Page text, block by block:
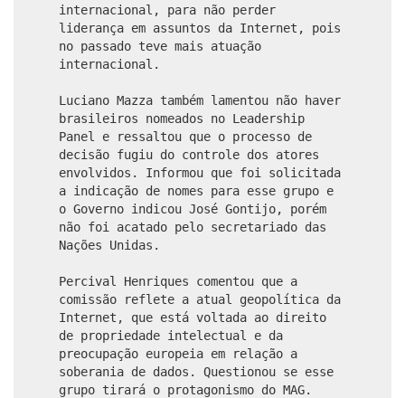
internacional, para não perder
liderança em assuntos da Internet, pois
no passado teve mais atuação
internacional.
Luciano Mazza também lamentou não haver
brasileiros nomeados no Leadership
Panel e ressaltou que o processo de
decisão fugiu do controle dos atores
envolvidos. Informou que foi solicitada
a indicação de nomes para esse grupo e
o Governo indicou José Gontijo, porém
não foi acatado pelo secretariado das
Nações Unidas.
Percival Henriques comentou que a
comissão reflete a atual geopolítica da
Internet, que está voltada ao direito
de propriedade intelectual e da
preocupação europeia em relação a
soberania de dados. Questionou se esse
grupo tirará o protagonismo do MAG.